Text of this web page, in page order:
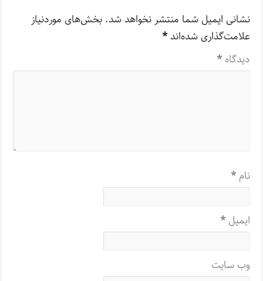
نشانی ایمیل شما منتشر نخواهد شد. بخش‌های موردنیاز
علامت‌گذاری شده‌اند*
دیدگاه*
نام*
ایمیل*
وب‌ سایت